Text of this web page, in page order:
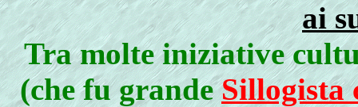
ai
Tra molte iniziative
(che fu grandeSillogista